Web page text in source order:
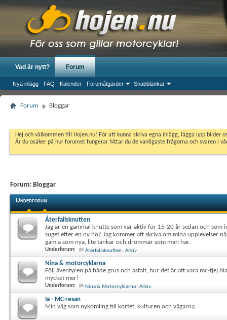
Vad är nytt? Forum
Nya inlägg FAQ Kalender Forumåtgärder Snabblänkar
Forum Bloggar
Hej och välkommen till Hojen.nu! För att kunna skriva egna inlägg, lägga upp
Är du osäker på hur forumet fungerar hittar du de vanligaste frågorna och svaren i
Forum: Bloggar
Underforum
Återfallsknutten
Jag är en gammal knutte som var aktiv för 15-20 år sedan och som
suget efter en ny hoj! Jag kommer att skriva om mina upplevelser
gamla som nya, lite tankar och drömmar som man har.
Underforum: Återfallsknutten - Arkiv
Nina & motorcyklarna
Följ äventyren på både grus och asfalt, hur det är att vara mc-tjej
mycket mer!
Underforum: Nina & Motorcyklarna - Arkiv
Ia - MC-resan
Min väg som nykomling till kortet, kulturen och vägarna.